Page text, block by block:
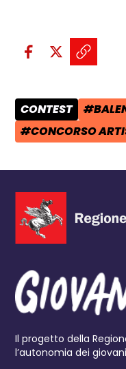
Condividi sui social:
Condividi
CATEGORIA POST:
CONTEST TAG:
TAG:
#CONCORSO
Il progetto della
l’autonomia dei giovani